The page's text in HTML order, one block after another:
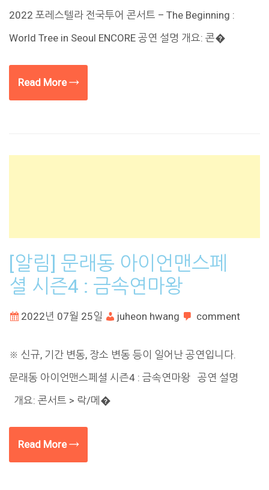
2022 포레스텔라 전국투어 콘서트 – The Beginning :
World Tree in Seoul ENCORE 공연 설명 개요: 콘�
Read More →
[알림] 문래동 아이언맨스페
셜 시즌4 : 금속연마왕
2022년 07월 25일 juheon hwang comment
※ 신규, 기간 변동, 장소 변동 등이 일어난 공연입니다.
문래동 아이언맨스페셜 시즌4 : 금속연마왕 공연 설명
개요: 콘서트 > 락/메�
Read More →